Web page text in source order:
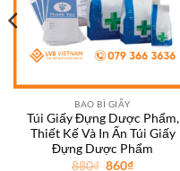
BAO BÌ GIẤY
Túi Giấy Đựng Dược Phẩm,
Thiết Kế Và In Ấn Túi Giấy
Đựng Dược Phẩm
880₫ Giá
860₫Giá